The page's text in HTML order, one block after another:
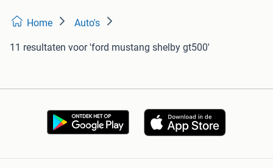
Home Auto's
11 resultaten voor 'ford mustang shelby gt500'